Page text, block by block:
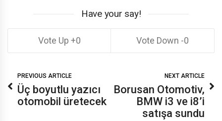
Have your say!
0 0
PREVIOUS ARTICLE
Üç boyutlu yazıcı
otomobil üretecek
NEXT ARTICLE
Borusan Otomotiv,
BMW i3 ve i8’i
satışa sundu